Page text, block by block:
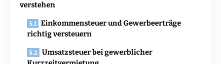
verstehen
Einkommensteuer und Gewerbeerträge
richtig versteuern
Umsatzsteuer bei gewerblicher